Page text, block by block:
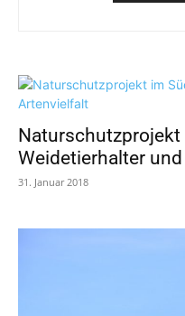
Weidetierhalter
31. Januar 2018